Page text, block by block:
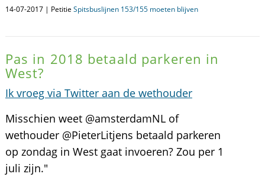
14-07-2017 | Petitie Spitsbuslijnen 153/155 moeten blijven
Pas in 2018 betaald parkeren in
West?
Ik vroeg via Twitter aan de wethouder
Misschien weet @amsterdamNL of
wethouder @PieterLitjens betaald parkeren
op zondag in West gaat invoeren? Zou per 1
juli zijn."